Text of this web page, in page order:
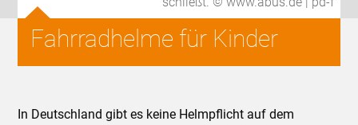
Fahrradhelme für Kinder
In Deutschland gibt es keine Helmpflicht auf dem